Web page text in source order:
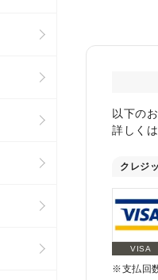
以下の
詳しくは
クレジ
VISA
※支払回